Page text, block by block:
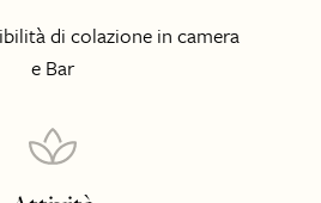
di colazione in camera
e Bar